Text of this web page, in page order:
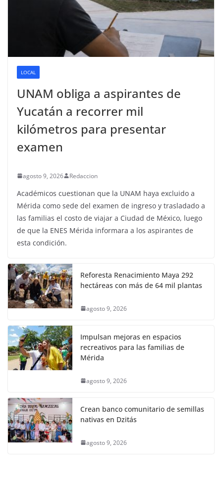
LOCAL
UNAM obliga a aspirantes de
Yucatán a recorrer mil
kilómetros para presentar
examen
agosto 9, 2026 Redaccion
Académicos cuestionan que la UNAM haya excluido a
Mérida como sede del examen de ingreso y trasladado a
las familias el costo de viajar a Ciudad de México, luego
de que la ENES Mérida informara a los aspirantes de
esta condición.
Reforesta Renacimiento Maya 292
hectáreas con más de 64 mil plantas
agosto 9, 2026
Impulsan mejoras en espacios
recreativos para las familias de
Mérida
agosto 9, 2026
Crean banco comunitario de semillas
nativas en Dzitás
agosto 9, 2026